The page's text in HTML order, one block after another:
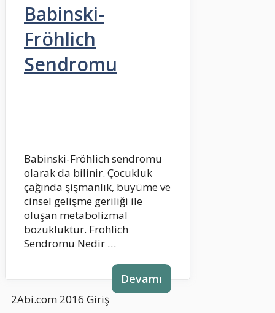
Babinski-
Fröhlich
Sendromu
Babinski-Fröhlich sendromu
olarak da bilinir. Çocukluk
çağında şişmanlık, büyüme ve
cinsel gelişme geriliği ile
oluşan metabolizmal
bozukluktur. Fröhlich
Sendromu Nedir …
Devamı
2Abi.com 2016 Giriş